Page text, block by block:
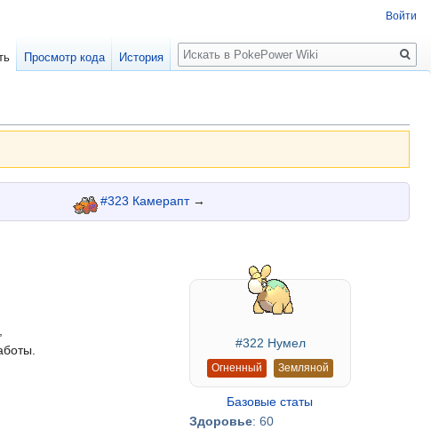
#323 Камерапт→
#322 Нумел
Огненный Земляной
Базовые статы
Здоровье: 60
Войти
Просмотр кода История
Поиск